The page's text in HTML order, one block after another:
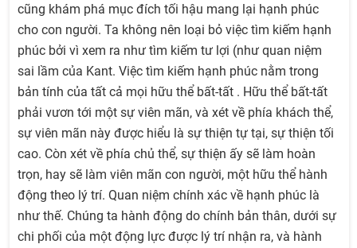
cũng khám phá mục đích tối hậu mang lại hạnh phúc
cho con người. Ta không nên loại bỏ việc tìm kiếm hạnh
phúc bởi vì xem ra như tìm kiếm tư lợi (như quan niệm
sai lầm của Kant. Việc tìm kiếm hạnh phúc nằm trong
bản tính của tất cả mọi hữu thể bất-tất . Hữu thể bất-tất
phải vươn tới một sự viên mãn, và xét về phía khách thể,
sự viên mãn này được hiểu là sự thiện tự tại, sự thiện tối
cao. Còn xét về phía chủ thể, sự thiện ấy sẽ làm hoàn
trọn, hay sẽ làm viên mãn con người, một hữu thể hành
động theo lý trí. Quan niệm chính xác về hạnh phúc là
như thế. Chúng ta hành động do chính bản thân, dưới sự
chi phối của một động lực được lý trí nhận ra, và hành